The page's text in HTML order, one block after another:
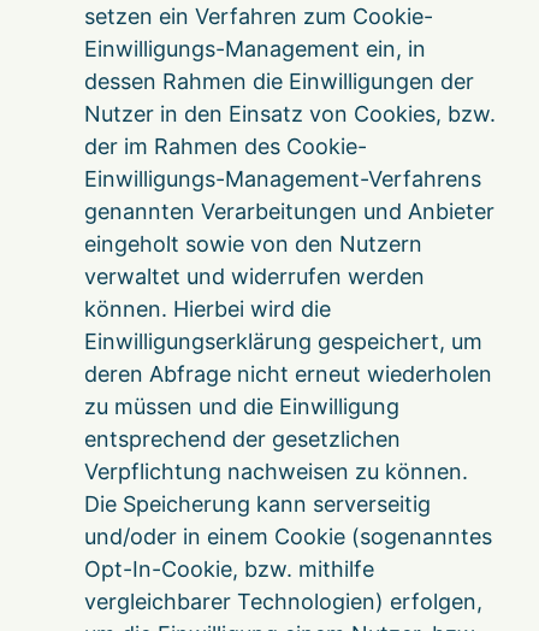
setzen ein Verfahren zum Cookie-
Einwilligungs-Management ein, in
dessen Rahmen die Einwilligungen der
Nutzer in den Einsatz von Cookies, bzw.
der im Rahmen des Cookie-
Einwilligungs-Management-Verfahrens
genannten Verarbeitungen und Anbieter
eingeholt sowie von den Nutzern
verwaltet und widerrufen werden
können. Hierbei wird die
Einwilligungserklärung gespeichert, um
deren Abfrage nicht erneut wiederholen
zu müssen und die Einwilligung
entsprechend der gesetzlichen
Verpflichtung nachweisen zu können.
Die Speicherung kann serverseitig
und/oder in einem Cookie (sogenanntes
Opt-In-Cookie, bzw. mithilfe
vergleichbarer Technologien) erfolgen,